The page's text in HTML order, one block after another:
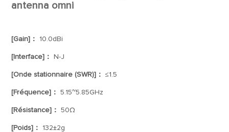
antenna omni
[Gain]： 10.0dBi
[Interface]： N-J
[Onde stationnaire (SWR)]： ≤1.5
[Fréquence]： 5.15~5.85GHz
[Résistance]： 50Ω
[Poids]： 132±2g